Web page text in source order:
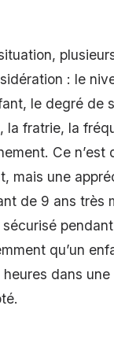
: le
le degré de
la fratrie, la
Ce n’est
mais une
de 9 ans très
qu’un
dans